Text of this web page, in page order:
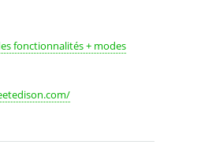
fonctionnalités + modes